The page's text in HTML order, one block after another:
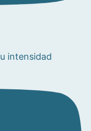
intensidad